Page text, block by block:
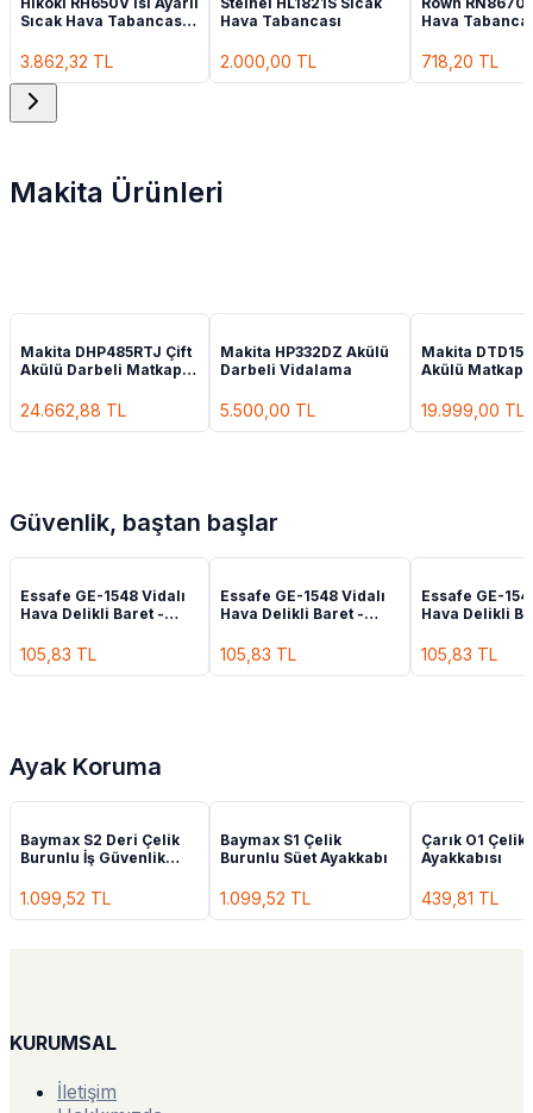
Sıcak Hava Tabancası
3.862,32 TL
Hava Tabancası
2.000,00 TL
Hava
718,20 TL
Makita Ürünleri
Makita DHP485RTJ Çift
Akülü Darbeli Matkap 2
24.662,88 TL
Makita HP332DZ Akülü
Darbeli Vidalama
5.500,00 TL
Makita
Akülü Matkap
19.999,00 TL
Güvenlik, baştan başlar
Essafe GE-1548 Vidalı
Hava Delikli Baret -
105,83 TL
Essafe GE-1548 Vidalı
Hava Delikli Baret -
105,83 TL
Essafe GE-
Hava Delikli
105,83 TL
Ayak Koruma
Baymax S2 Deri Çelik
Burunlu İş Güvenlik
1.099,52 TL
Baymax S1 Çelik
Burunlu Süet Ayakkabı
1.099,52 TL
Çarık O1
Ayakkabısı
439,81 TL
KURUMSAL
İletişim